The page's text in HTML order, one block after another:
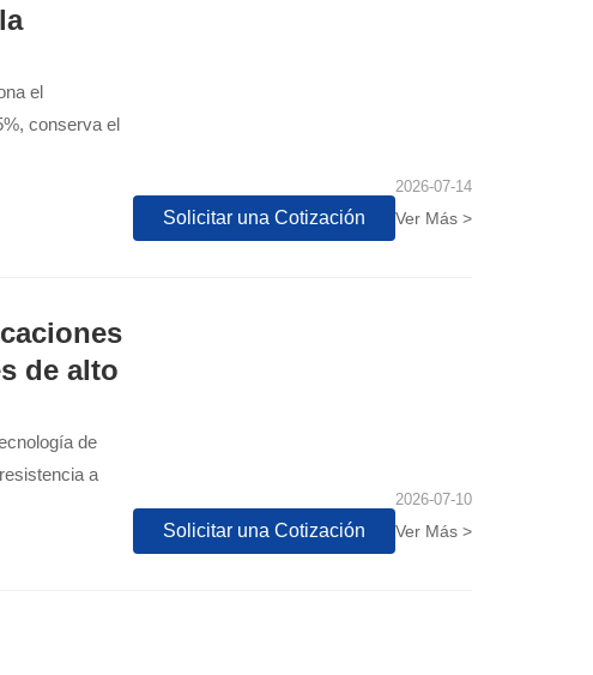
el
conserva el
2026-07-14
Solicitar una Cotización Ver Más >
de alto
de
a
2026-07-10
Solicitar una Cotización Ver Más >